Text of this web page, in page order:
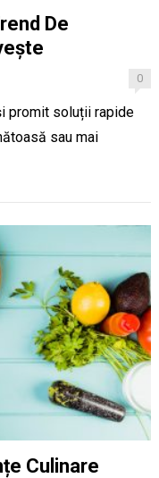
De
0
promit soluții rapide
sau mai
Culinare